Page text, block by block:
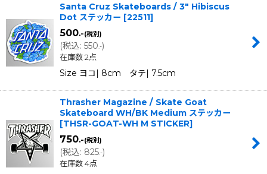
Santa Cruz Skateboards / 3" Hibiscus
Dot ステッカー [22511]
500.-(税別)
(税込: 550.-)
在庫数 2点
Size ヨコ| 8cm タテ| 7.5cm
Thrasher Magazine / Skate Goat
Skateboard WH/BK Medium ステッカー
[THSR-GOAT-WH M STICKER]
750.-(税別)
(税込: 825.-)
在庫数 4点